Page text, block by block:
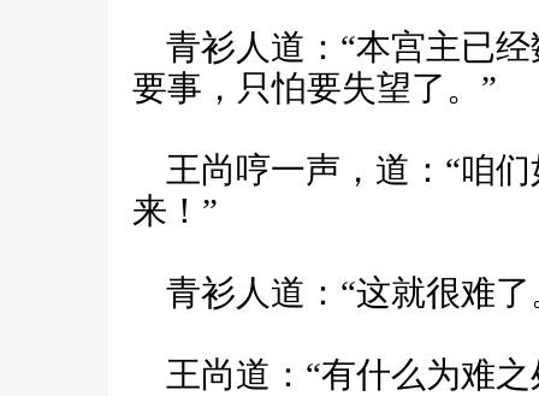
青衫人道：“本宫主已
要事，只怕要失望了。”
王尚哼一声，道：“咱
来！”
青衫人道：“这就很难了
王尚道：“有什么为难之